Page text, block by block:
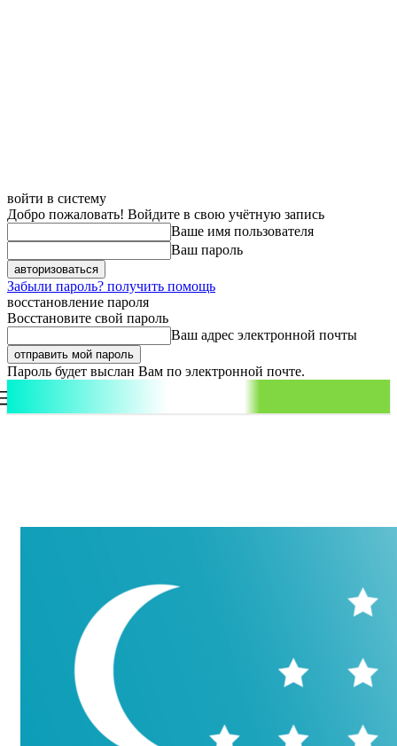
войти в систему
Добро пожаловать! Войдите в свою учётную запись
Ваше имя пользователя
Ваш пароль
Забыли пароль? получить помощь
восстановление пароля
Восстановите свой пароль
Ваш адрес электронной почты
Пароль будет выслан Вам по электронной почте.